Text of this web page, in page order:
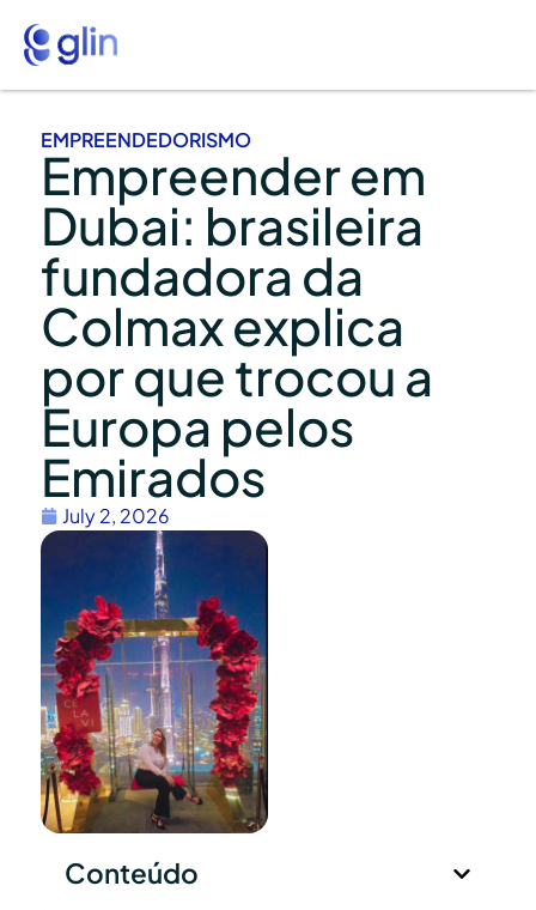
EMPREENDEDORISMO
Empreender em
Dubai: brasileira
fundadora da
Colmax explica
por que trocou a
Europa pelos
Emirados
July 2, 2026
Conteúdo